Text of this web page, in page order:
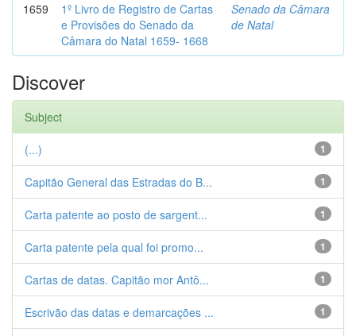
1659
1º Livro de Registro de Cartas
e Provisões do Senado da
Câmara do Natal 1659- 1668
Senado da Câmara
de Natal
Discover
Subject
1
(...)
1
Capitão General das Estradas do B...
1
Carta patente ao posto de sargent...
1
Carta patente pela qual foi promo...
1
Cartas de datas. Capitão mor Antô...
1
Escrivão das datas e demarcações ...